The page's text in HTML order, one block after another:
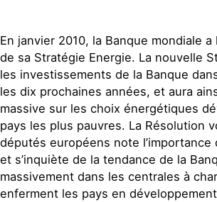
En janvier 2010, la Banque mondiale
de sa Stratégie Energie. La nouvelle
les investissements de la Banque
les dix prochaines années, et aura
massive sur les choix énergétiques
pays les plus pauvres. La Résolution
députés européens note l’importance
et s’inquiète de la tendance de la
massivement dans les centrales à
enferment les pays en